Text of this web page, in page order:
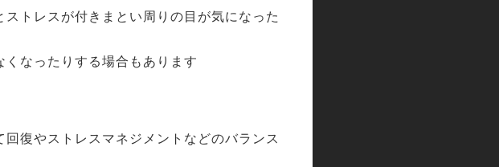
トレスが付きまとい周りの目が気になった
なったりする場合もあります
復やストレスマネジメントなどのバランス